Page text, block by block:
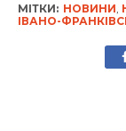
МІТКИ: НОВИНИ
ІВАНО-